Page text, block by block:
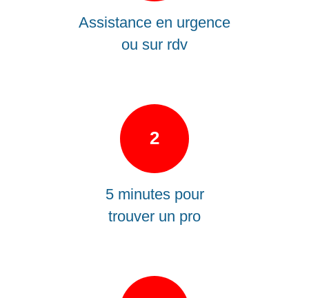
Assistance en urgence
ou sur rdv
2
5 minutes pour
trouver un pro